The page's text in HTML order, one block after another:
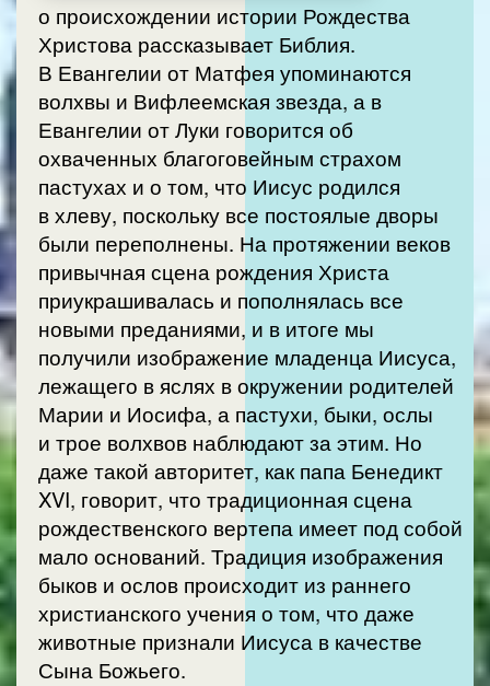
о происхождении истории Рождества
Христова рассказывает Библия.
В Евангелии от Матфея упоминаются
волхвы и Вифлеемская звезда, а в
Евангелии от Луки говорится об
охваченных благоговейным страхом
пастухах и о том, что Иисус родился
в хлеву, поскольку все постоялые дворы
были переполнены. На протяжении веков
привычная сцена рождения Христа
приукрашивалась и пополнялась все
новыми преданиями, и в итоге мы
получили изображение младенца Иисуса,
лежащего в яслях в окружении родителей
Марии и Иосифа, а пастухи, быки, ослы
и трое волхвов наблюдают за этим. Но
даже такой авторитет, как папа Бенедикт
XVI, говорит, что традиционная сцена
рождественского вертепа имеет под собой
мало оснований. Традиция изображения
быков и ослов происходит из раннего
христианского учения о том, что даже
животные признали Иисуса в качестве
Сына Божьего.